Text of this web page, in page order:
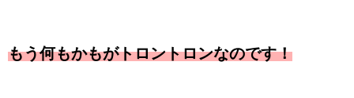
もう何もかもがトロントロンなのです！